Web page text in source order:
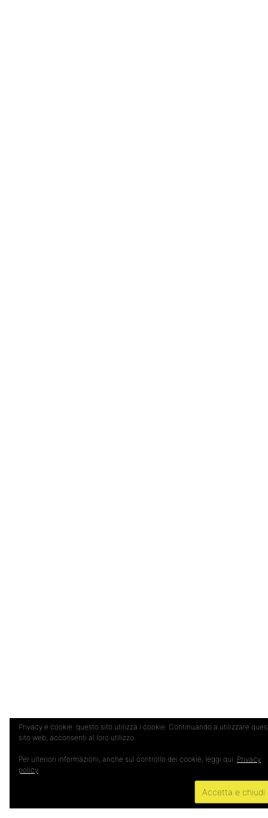
Privacy e cookie: questo sito utilizza i cookie. Continuando a utilizzare
sito web, acconsenti al loro utilizzo.
Per ulteriori informazioni, anche sul controllo dei cookie, leggi qui: Privacy
policy